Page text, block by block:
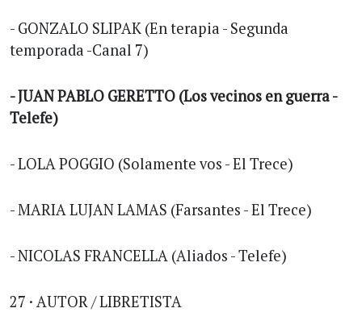
- GONZALO SLIPAK (En terapia - Segunda
temporada -Canal 7)
- JUAN PABLO GERETTO (Los vecinos en guerra -
Telefe)
- LOLA POGGIO (Solamente vos - El Trece)
- MARIA LUJAN LAMAS (Farsantes - El Trece)
- NICOLAS FRANCELLA (Aliados - Telefe)
27 · AUTOR / LIBRETISTA